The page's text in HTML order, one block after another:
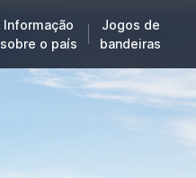
Informação
sobre o país
Jogos de
bandeiras